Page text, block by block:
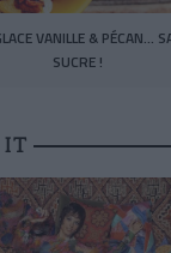
VANILLE & PÉCAN…
SUCRE !
IT